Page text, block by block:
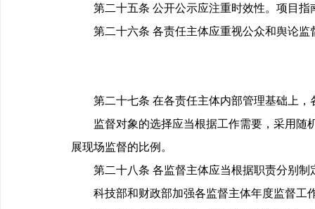
第二十五条 公开公示应注重时效性。项目指
第二十六条 各责任主体应重视公众和舆论监
第二十七条 在各责任主体内部管理基础上，
监督对象的选择应当根据工作需要，采用随机
展现场监督的比例。
第二十八条 各监督主体应当根据职责分别制
科技部和财政部加强各监督主体年度监督工